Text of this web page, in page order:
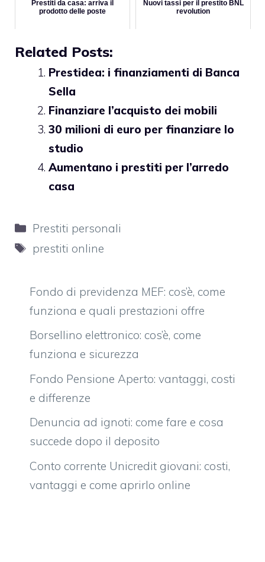
Prestiti da casa: arriva il
prodotto delle poste
Nuovi tassi per il prestito BNL
revolution
Related Posts:
Prestidea: i finanziamenti di Banca
Sella
Finanziare l’acquisto dei mobili
30 milioni di euro per finanziare lo
studio
Aumentano i prestiti per l’arredo
casa
Categorie
Prestiti personali
Tag
prestiti online
Fondo di previdenza MEF: cos’è, come
funziona e quali prestazioni offre
Borsellino elettronico: cos’è, come
funziona e sicurezza
Fondo Pensione Aperto: vantaggi, costi
e differenze
Denuncia ad ignoti: come fare e cosa
succede dopo il deposito
Conto corrente Unicredit giovani: costi,
vantaggi e come aprirlo online